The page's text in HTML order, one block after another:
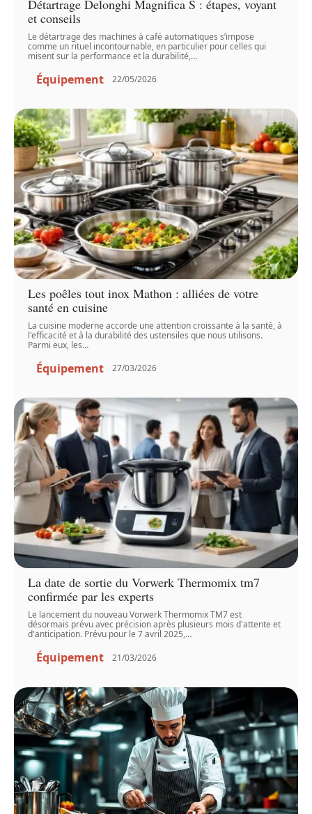
Détartrage Delonghi Magnifica S : étapes, voyant
et conseils
Le détartrage des machines à café automatiques s’impose
comme un rituel incontournable, en particulier pour celles qui
misent sur la performance et la durabilité,…
Équipement 22/05/2026
Les poêles tout inox Mathon : alliées de votre
santé en cuisine
La cuisine moderne accorde une attention croissante à la santé, à
l'efficacité et à la durabilité des ustensiles que nous utilisons.
Parmi eux, les…
Équipement 27/03/2026
La date de sortie du Vorwerk Thermomix tm7
confirmée par les experts
Le lancement du nouveau Vorwerk Thermomix TM7 est
désormais prévu avec précision après plusieurs mois d'attente et
d'anticipation. Prévu pour le 7 avril 2025,…
Équipement 21/03/2026